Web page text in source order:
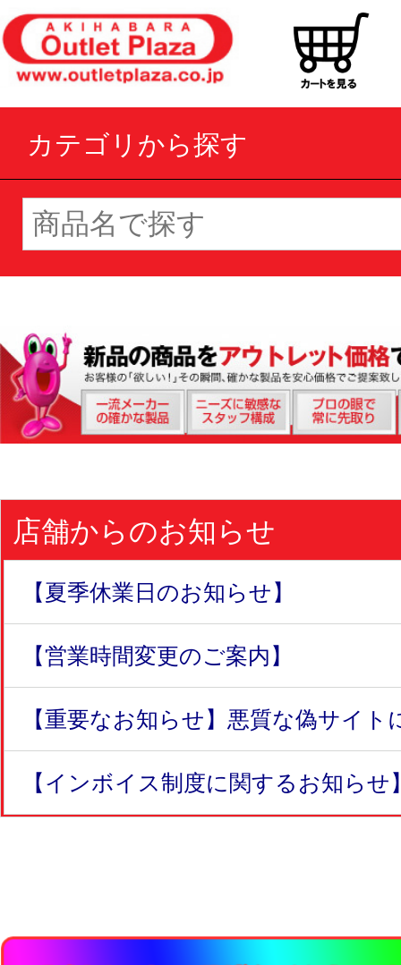
カテゴリから探す
店舗からのお知らせ
【夏季休業日のお知らせ】
【営業時間変更のご案内】
【重要なお知らせ】悪質な偽サイト
【インボイス制度に関するお知らせ